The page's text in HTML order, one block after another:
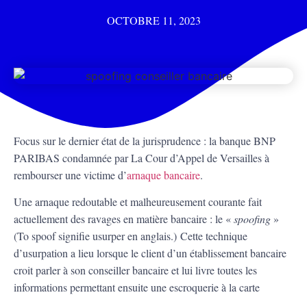
OCTOBRE 11, 2023
Focus sur le dernier état de la jurisprudence : la banque BNP
PARIBAS condamnée par La Cour d’Appel de Versailles à
rembourser une victime d’arnaque bancaire.
Une arnaque redoutable et malheureusement courante fait
actuellement des ravages en matière bancaire : le «spoofing »
(To spoof signifie usurper en anglais.) Cette technique
d’usurpation a lieu lorsque le client d’un établissement bancaire
croit parler à son conseiller bancaire et lui livre toutes les
informations permettant ensuite une escroquerie à la carte